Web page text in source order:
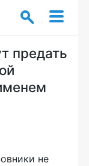
предать
не